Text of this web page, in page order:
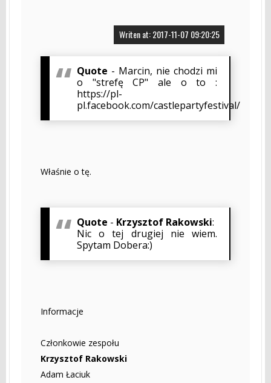
Writen at: 2017-11-07 09:20:25
Quote - Marcin, nie chodzi mi
o "strefę CP" ale o to :
https://pl-
pl.facebook.com/castlepartyfestival/
Właśnie o tę.
Quote - Krzysztof Rakowski:
Nic o tej drugiej nie wiem.
Spytam Dobera:)
Informacje
Członkowie zespołu
Krzysztof Rakowski
Adam Łaciuk